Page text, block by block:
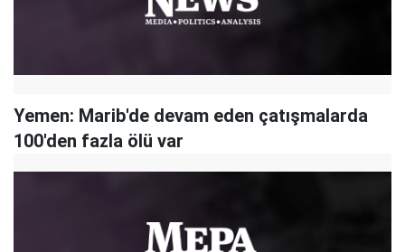
Yemen: Marib'de devam eden çatışmalarda
100'den fazla ölü var